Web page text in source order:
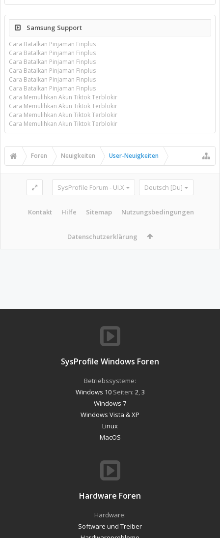
Samsung Support
Cara Batalkan Pinjaman Finplus
Cara Batalkan Pinjaman Finplus
Cara Batalkan Pinjaman Finplus
Cara Batalkan Pinjaman Finplus
Cara Batalkan Pinjaman Finplus
Cara Batalkan Pinjaman Finplus
Cara Memulihkan Akun Tiktok Terblokir
Cara Memulihkan Akun Tiktok Terblokir
Cara Memulihkan Akun Tiktok Terblokir
Cara Memulihkan Akun Tiktok Terblokir
Foren Neuigkeiten User-Neuigkeiten
SysProfile Forum - UI.X Deutsch [Du]
Kontakt Hilfe Sitemap Nutzungsbedingungen
Datenschutzerklärung
SysProfile Windows Foren
Betriebssysteme:
Windows 10Seiten: 2 3
Windows 7
Windows Vista & XP
Linux
MacOS
Hardware Foren
Hardware:
Software und Treiber